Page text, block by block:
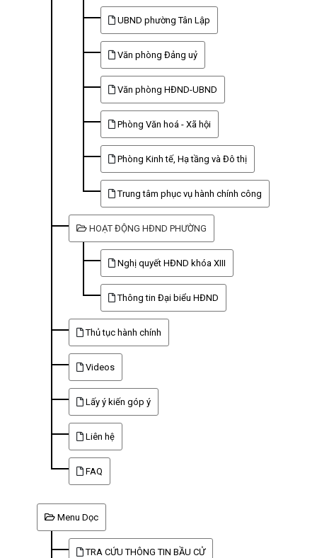
UBND phường Tân Lập
Văn phòng Đảng uỷ
Văn phòng HĐND-UBND
Phòng Văn hoá - Xã hội
Phòng Kinh tế, Hạ tầng và Đô thị
Trung tâm phục vụ hành chính công
HOẠT ĐỘNG HĐND PHƯỜNG
Nghị quyết HĐND khóa XIII
Thông tin Đại biểu HĐND
Thủ tục hành chính
Videos
Lấy ý kiến góp ý
Liên hệ
FAQ
Menu Dọc
TRA CỨU THÔNG TIN BẦU CỬ